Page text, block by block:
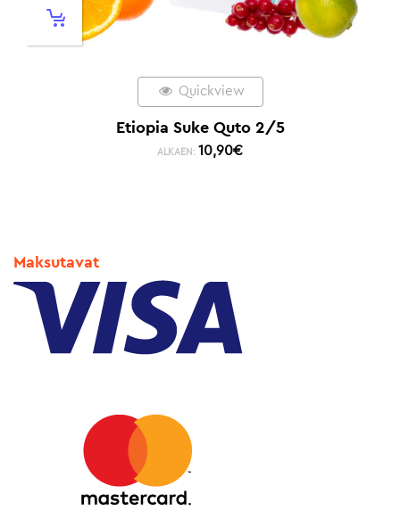
Quickview
Etiopia Suke Quto 2/5
ALKAEN: 10,90€
Maksutavat